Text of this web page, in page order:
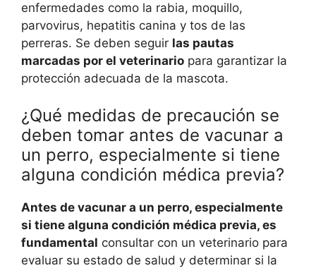
enfermedades como la rabia, moquillo,
parvovirus, hepatitis canina y tos de las
perreras. Se deben seguir las pautas
marcadas por el veterinario para garantizar la
protección adecuada de la mascota.
¿Qué medidas de precaución se
deben tomar antes de vacunar a
un perro, especialmente si tiene
alguna condición médica previa?
Antes de vacunar a un perro, especialmente
si tiene alguna condición médica previa, es
fundamental consultar con un veterinario para
evaluar su estado de salud y determinar si la